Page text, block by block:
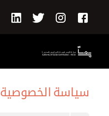
سياسة الخصوصية